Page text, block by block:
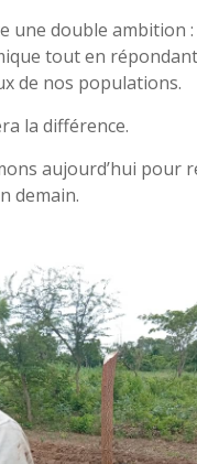
une double ambition :
tout en
de nos populations.
la différence.
aujourd’hui pour
demain.